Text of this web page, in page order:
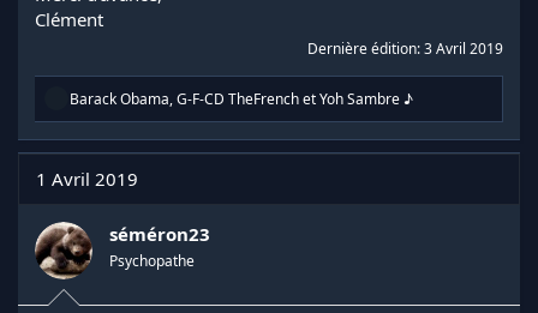
Clément
Dernière édition:3 Avril 2019
R
a
c
t
i
n
s
:
Barack Obama,G-F-CD TheFrenchetYoh Sambre ♪
1 Avril 2019
séméron23
Psychopathe